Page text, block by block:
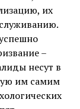
их
–
несут в
им самим